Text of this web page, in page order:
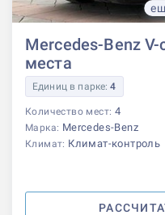
Mercedes-Benz
места
Единиц в парке:4
Количество мест: 4
Марка: Mercedes-Benz
Климат: Климат-контроль